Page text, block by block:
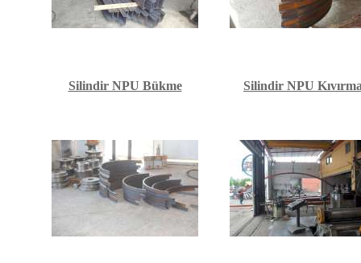
Silindir NPU Bükme Silindir NPU